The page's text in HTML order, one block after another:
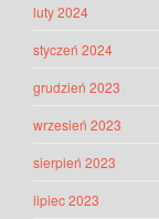
luty 2024
styczeń 2024
grudzień 2023
wrzesień 2023
sierpień 2023
lipiec 2023